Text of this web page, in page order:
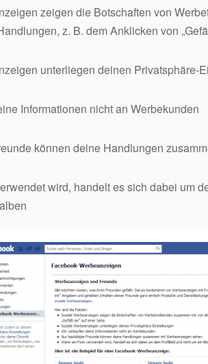
zeigen die Botschaften von
z. B. dem Anklicken von
unterliegen deinen Privatsphäre-
Informationen nicht an Werbekunden
können deine Handlungen
wird, handelt es sich dabei um